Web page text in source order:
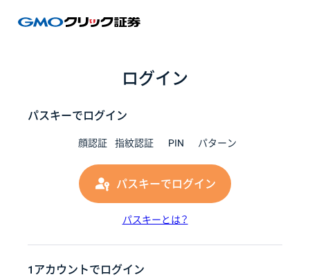
ログイン
パスキーでログイン
顔認証 指紋認証 PIN パターン
パスキーでログイン
パスキーとは？
1アカウントでログイン